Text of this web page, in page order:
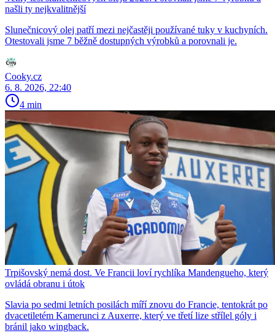
našli ty nejkvalitnější
Slunečnicový olej patří mezi nejčastěji používané tuky v kuchyních.
Otestovali jsme 7 běžně dostupných výrobků a porovnali je.
Cooky.cz
6. 8. 2026, 22:40
4 min
Trpišovský nemá dost. Ve Francii loví rychlíka Mandengueho, který
ovládá obranu i útok
Slavia po sedmi letních posilách míří znovu do Francie, tentokrát po
dvacetiletém Kamerunci z Auxerre, který ve třetí lize střílel góly i
bránil jako wingback.